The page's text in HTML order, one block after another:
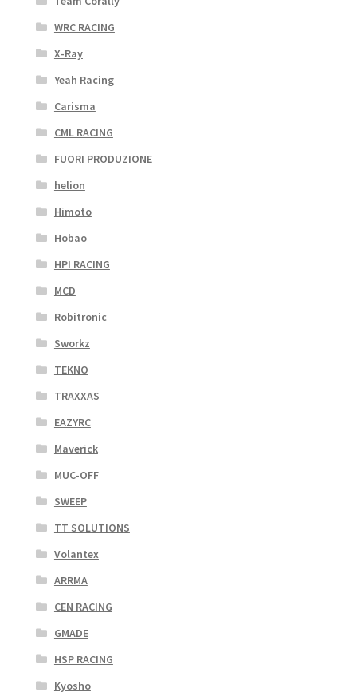
WRC RACING
X-Ray
Yeah Racing
Carisma
CML RACING
FUORI PRODUZIONE
helion
Himoto
Hobao
HPI RACING
MCD
Robitronic
Sworkz
TEKNO
TRAXXAS
EAZYRC
Maverick
MUC-OFF
SWEEP
TT SOLUTIONS
Volantex
ARRMA
CEN RACING
GMADE
HSP RACING
Kyosho